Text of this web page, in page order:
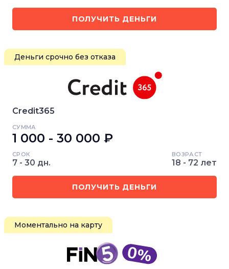
ПОЛУЧИТЬ ДЕНЬГИ
Деньги срочно без отказа
Credit365
СУММА
1 000 - 30 000 ₽
СРОК
7 - 30 дн.
ВОЗРАСТ
18 - 72 лет
ПОЛУЧИТЬ ДЕНЬГИ
Моментально на карту